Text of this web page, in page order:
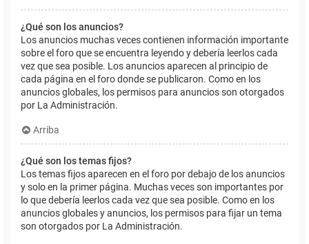
¿Qué son los anuncios?
Los anuncios muchas veces contienen información importante
sobre el foro que se encuentra leyendo y debería leerlos cada
vez que sea posible. Los anuncios aparecen al principio de
cada página en el foro donde se publicaron. Como en los
anuncios globales, los permisos para anuncios son otorgados
por La Administración.
Arriba
¿Qué son los temas fijos?
Los temas fijos aparecen en el foro por debajo de los anuncios
y solo en la primer página. Muchas veces son importantes por
lo que debería leerlos cada vez que sea posible. Como en los
anuncios globales y anuncios, los permisos para fijar un tema
son otorgados por La Administración.